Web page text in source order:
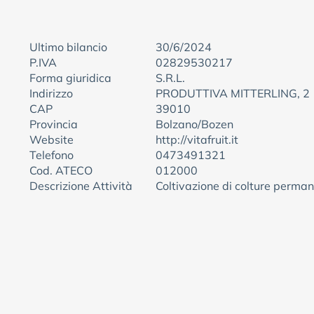
Ultimo bilancio
30/6/2024
P.IVA
02829530217
Forma giuridica
S.R.L.
Indirizzo
PRODUTTIVA MITTERLING, 2
CAP
39010
Provincia
Bolzano/Bozen
Website
http://vitafruit.it
Telefono
0473491321
Cod. ATECO
012000
Descrizione Attività
Coltivazione di colture